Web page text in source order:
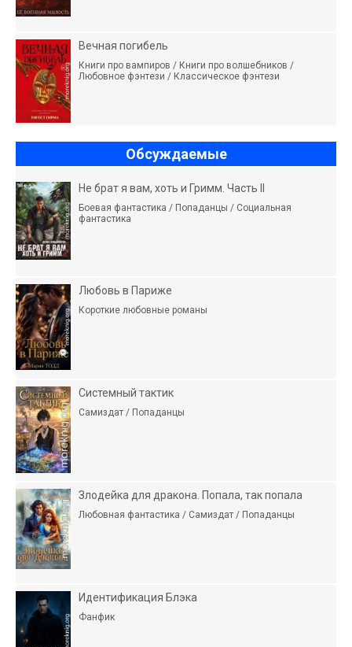
Вечная погибель
Книги про вампиров / Книги про волшебников /
Любовное фэнтези / Классическое фэнтези
Обсуждаемые
Не брат я вам, хоть и Гримм. Часть II
Боевая фантастика / Попаданцы / Социальная
фантастика
Любовь в Париже
Короткие любовные романы
Системный тактик
Самиздат / Попаданцы
Злодейка для дракона. Попала, так попала
Любовная фантастика / Самиздат / Попаданцы
Идентификация Блэка
Фанфик